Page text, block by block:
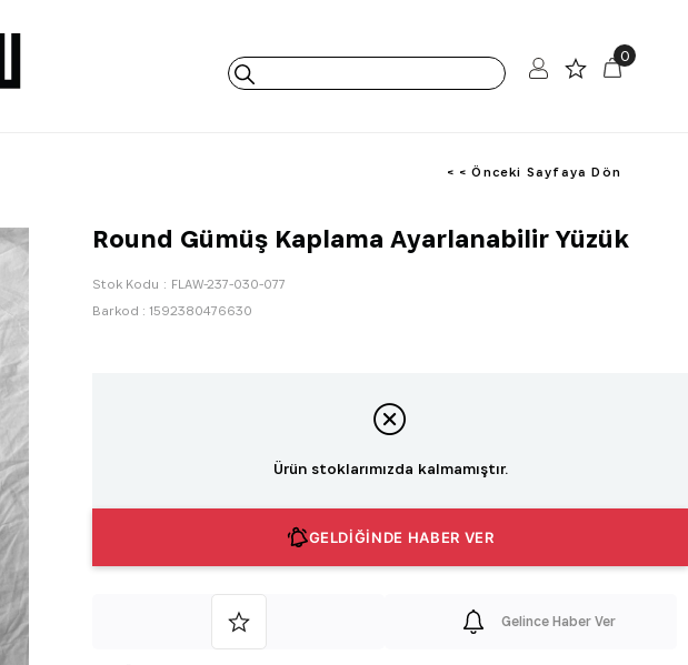
0
< < Önceki Sayfaya Dön
Round Gümüş Kaplama Ayarlanabilir Yüzük
Stok Kodu
FLAW-237-030-077
Barkod : 1592380476630
Ürün stoklarımızda kalmamıştır.
GELDİĞİNDE HABER VER
Gelince Haber Ver